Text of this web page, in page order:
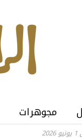
مجوهرات